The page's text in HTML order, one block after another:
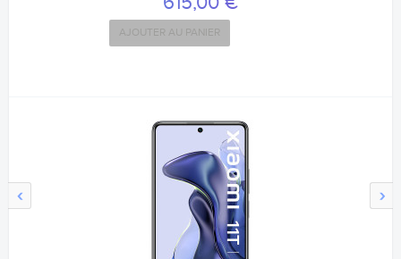
‹ ›
AJOUTER AU PANIER